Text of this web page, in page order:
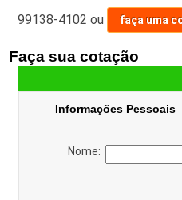
99138-4102 ou faça uma
Faça sua cotação
Informações Pessoais
Nome: